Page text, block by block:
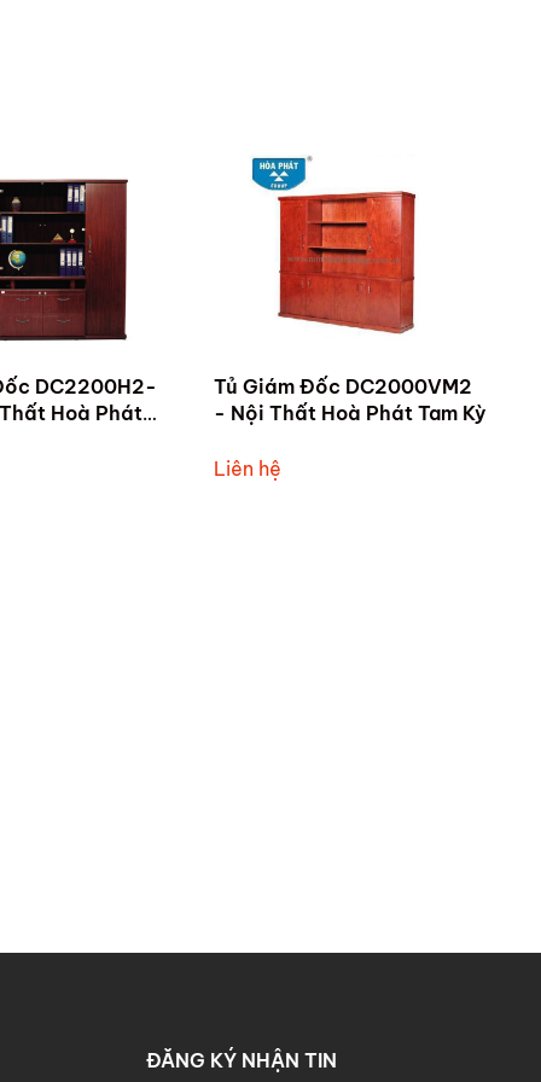
DC2200H2-
Hoà Phát
Tủ Giám Đốc DC2000VM2
- Nội Thất Hoà Phát Tam Kỳ
Liên hệ
ĐĂNG KÝ NHẬN TIN